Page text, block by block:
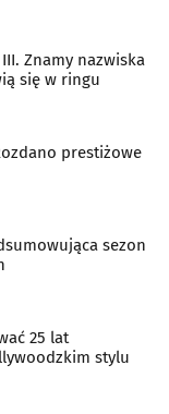
Znamy nazwiska
się w ringu
prestiżowe
sezon
25 lat
stylu